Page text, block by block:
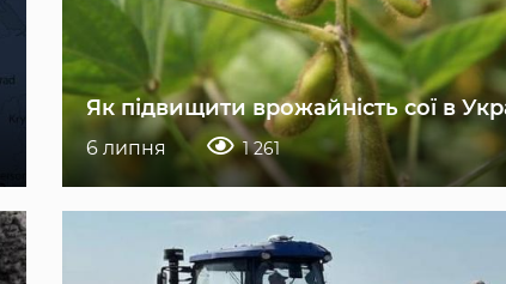
Як підвищити врожайність сої в
6 липня 1 261